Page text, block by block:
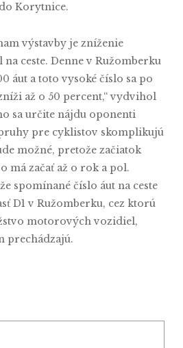
Korytnice.
výstavby je zníženie
ceste. Denne v Ružomberku
áut a toto vysoké číslo sa po
až o 50 percent,“ vydvihol
sa určite nájdu oponenti
pre cyklistov skomplikujú
možné, pretože začiatok
má začať až o rok a pol.
spomínané číslo áut na ceste
D1 v Ružomberku, cez ktorú
motorových vozidiel,
prechádzajú.